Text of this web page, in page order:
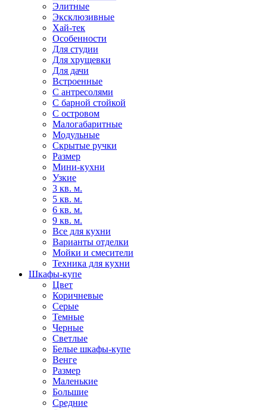
Элитные
Эксклюзивные
Хай-тек
Особенности
Для студии
Для хрущевки
Для дачи
Встроенные
С антресолями
С барной стойкой
С островом
Малогабаритные
Модульные
Скрытые ручки
Размер
Мини-кухни
Узкие
3 кв. м.
5 кв. м.
6 кв. м.
9 кв. м.
Все для кухни
Варианты отделки
Мойки и смесители
Техника для кухни
Шкафы-купе
Цвет
Коричневые
Серые
Темные
Черные
Светлые
Белые шкафы-купе
Венге
Размер
Маленькие
Большие
Средние